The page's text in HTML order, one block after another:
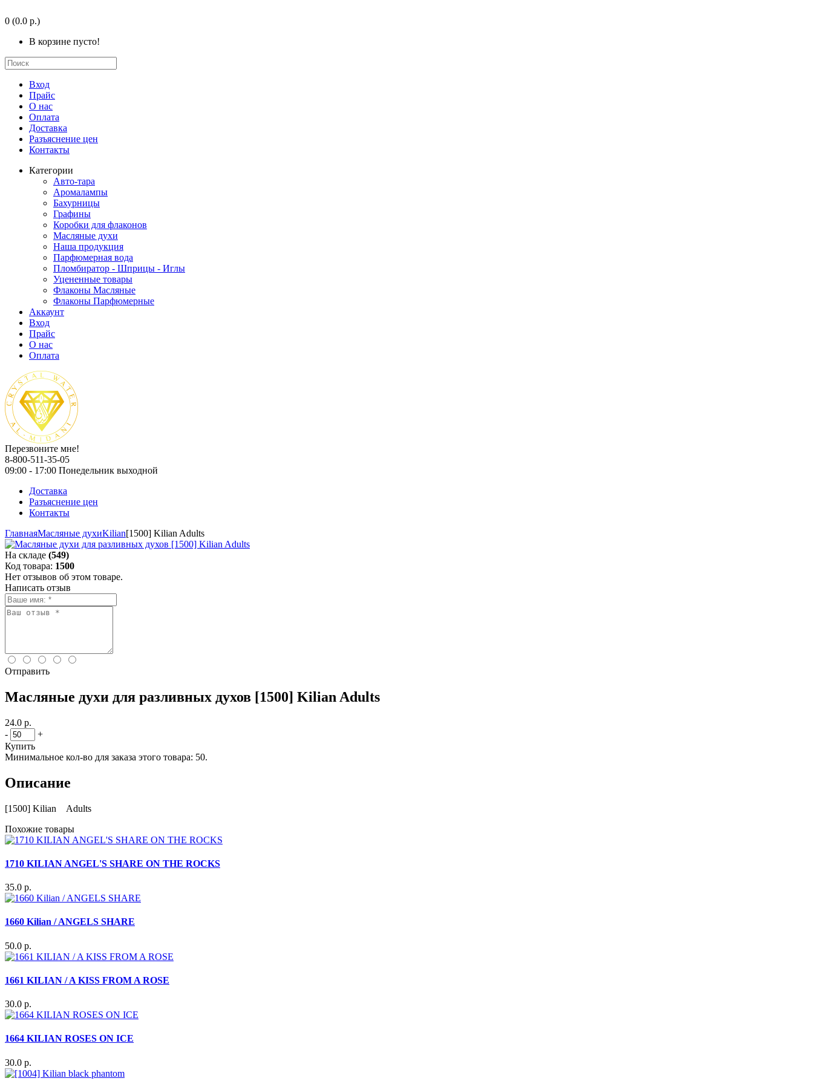
0 (0.0 р.)
В корзине пусто!
Вход
Прайс
О нас
Оплата
Доставка
Разъяснение цен
Контакты
Категории
Авто-тара
Аромалампы
Бахурницы
Графины
Коробки для флаконов
Масляные духи
Наша продукция
Парфюмерная вода
Пломбиратор - Шприцы - Иглы
Уцененные товары
Флаконы Масляные
Флаконы Парфюмерные
Аккаунт
Вход
Прайс
О нас
Оплата
Перезвоните мне!
8-800-511-35-05
09:00 - 17:00 Понедельник выходной
Доставка
Разъяснение цен
Контакты
ГлавнаяМасляные духиKilian[1500] Kilian Adults
На складе (549)
Код товара: 1500
Нет отзывов об этом товаре.
Написать отзыв
Отправить
Масляные духи для разливных духов [1500] Kilian Adults
24.0 р.
-
+
Купить
Минимальное кол-во для заказа этого товара: 50.
Описание
[1500] Kilian Adults
Похожие товары
1710 KILIAN ANGEL'S SHARE ON THE ROCKS
35.0 р.
1660 Kilian / ANGELS SHARE
50.0 р.
1661 KILIAN / A KISS FROM A ROSE
30.0 р.
1664 KILIAN ROSES ON ICE
30.0 р.